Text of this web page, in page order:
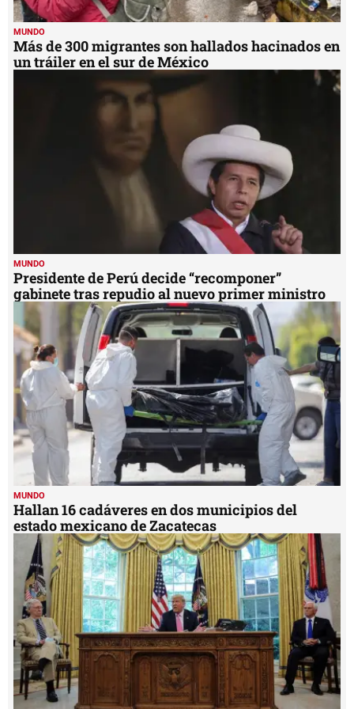
MUNDO
Más de 300 migrantes son hallados hacinados en
un tráiler en el sur de México
MUNDO
Presidente de Perú decide “recomponer”
gabinete tras repudio al nuevo primer ministro
MUNDO
Hallan 16 cadáveres en dos municipios del
estado mexicano de Zacatecas